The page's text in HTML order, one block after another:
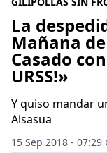
La
Mañana de
Casado
URSS!»
Y quiso mandar
Alsasua
15 Sep 2018 - 07:29